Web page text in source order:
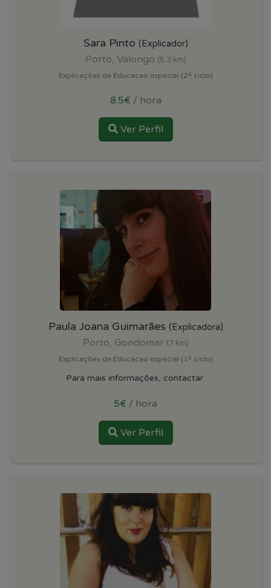
Sara Pinto (Explicador)
Porto, Valongo (5.3 km)
Explicações de Educacao especial (2º ciclo)
8.5€ / hora
Ver Perfil
Paula Joana Guimarães (Explicadora)
Porto, Gondomar (7 km)
Explicações de Educacao especial (1º ciclo)
Para mais informações, contactar.
5€ / hora
Ver Perfil